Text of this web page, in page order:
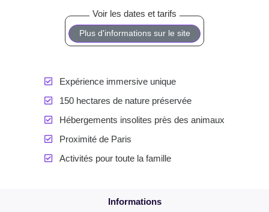
Plus d'informations sur le site
Expérience immersive unique
150 hectares de nature préservée
Hébergements insolites près des animaux
Proximité de Paris
Activités pour toute la famille